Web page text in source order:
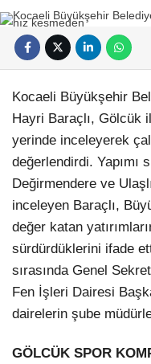
Kocaeli Büyükşehir
Hayri Baraçlı, Gölcük
yerinde inceleyerek
değerlendirdi. Yapımı
Değirmendere ve
inceleyen Baraçlı,
değer katan
sürdürdüklerini ifade
sırasında Genel
Fen İşleri Dairesi
dairelerin şube
GÖLCÜK SPOR